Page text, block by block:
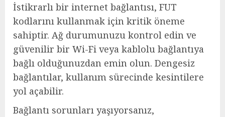
İstikrarlı bir internet bağlantısı, FUT
kodlarını kullanmak için kritik öneme
sahiptir. Ağ durumunuzu kontrol edin ve
güvenilir bir Wi-Fi veya kablolu bağlantıya
bağlı olduğunuzdan emin olun. Dengesiz
bağlantılar, kullanım sürecinde kesintilere
yol açabilir.
Bağlantı sorunları yaşıyorsanız,